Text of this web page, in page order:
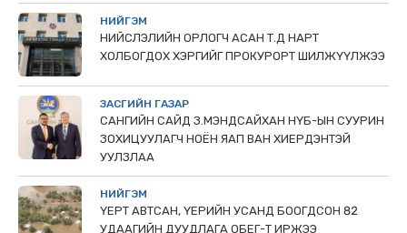
НИЙГЭМ
НИЙСЛЭЛИЙН ОРЛОГЧ АСАН Т.Д НАРТ
ХОЛБОГДОХ ХЭРГИЙГ ПРОКУРОРТ ШИЛЖҮҮЛЖЭЭ
ЗАСГИЙН ГАЗАР
САНГИЙН САЙД З.МЭНДСАЙХАН НҮБ-ЫН СУУРИН
ЗОХИЦУУЛАГЧ НОЁН ЯАП ВАН ХИЕРДЭНТЭЙ
УУЛЗЛАА
НИЙГЭМ
ҮЕРТ АВТСАН, ҮЕРИЙН УСАНД БООГДСОН 82
УДААГИЙН ДУУДЛАГА ОБЕГ-Т ИРЖЭЭ